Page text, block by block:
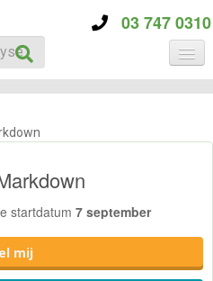
03 747 0310
startdatum 7 september
mij